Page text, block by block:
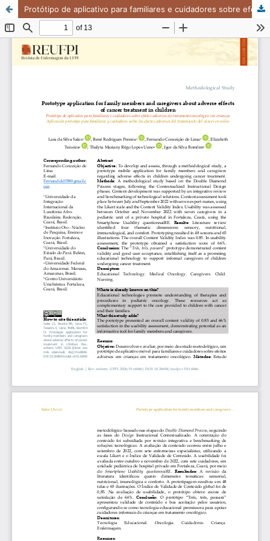
Protótipo de aplicativo para familiares e cuidadores sobre efeitos adversos do tratamento oncológico em crianças